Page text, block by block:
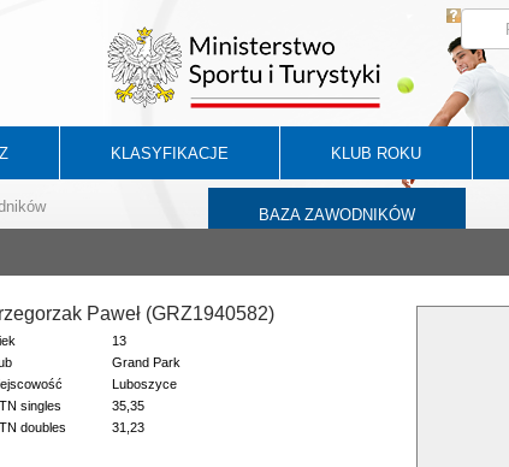
KLASYFIKACJE KLUB ROKU
BAZA ZAWODNIKÓW
Paweł (GRZ1940582)
13
Grand Park
Luboszyce
singles
35,35
doubles
31,23